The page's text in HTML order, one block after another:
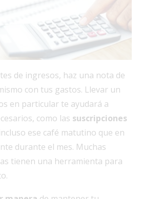
de ingresos, haz una nota de
con tus gastos. Llevar un
en particular te ayudará a
como las suscripciones
ese café matutino que en
durante el mes. Muchas
tienen una herramienta para